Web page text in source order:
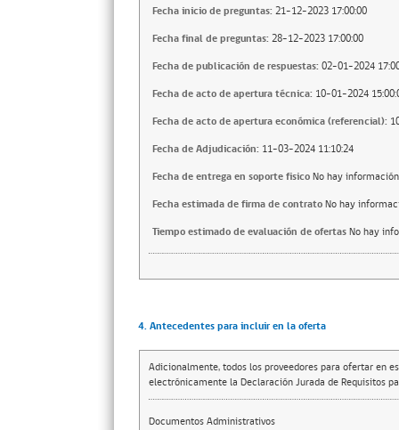
Fecha inicio de preguntas: 21-12-2023 17:00:00
Fecha final de preguntas: 28-12-2023 17:00:00
Fecha de publicación de respuestas: 02-01-2024
Fecha de acto de apertura técnica: 10-01-2024
Fecha de acto de apertura económica (referencial):
Fecha de Adjudicación: 11-03-2024 11:10:24
Fecha de entrega en soporte fisicoNo hay información
Fecha estimada de firma de contratoNo hay
Tiempo estimado de evaluación de ofertasNo hay
4. Antecedentes para incluir en la oferta
Adicionalmente, todos los proveedores para ofertar en
electrónicamente la Declaración Jurada de Requisitos
Documentos Administrativos